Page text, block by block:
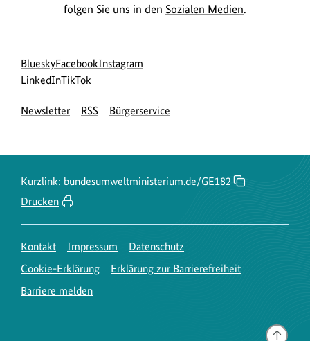
folgen Sie uns in den Sozialen Medien.
Social
Media
Blueskyzur
Bluesky-
des
Facebookzur
des
Instagram
des
LinkedInzur
Seite
zur
Seite
TikTok
Newsletter RSS Bürgerservice
Kurzlink: bundesumweltministerium.de/GE182
Drucken
Kontakt Impressum
Datenschutz
Cookie-Erklärung
Erklärung zur Barrierefreiheit
Barriere melden
Gehe